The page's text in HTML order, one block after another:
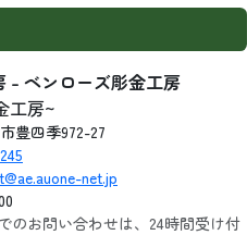
- ベンローズ彫金工房
工房~
豊四季972-27
net.jp
のお問い合わせは、24時間受け付